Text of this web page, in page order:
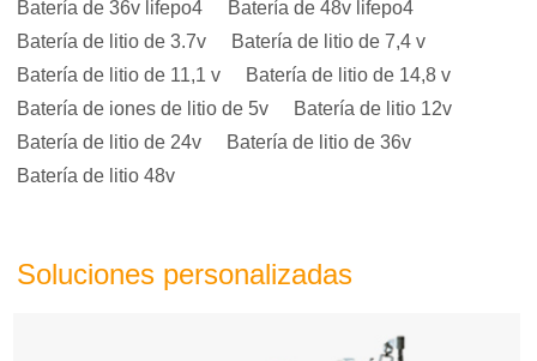
Batería de 36v lifepo4
Batería de 48v lifepo4
Batería de litio de 3.7v
Batería de litio de 7,4 v
Batería de litio de 11,1 v
Batería de litio de 14,8 v
Batería de iones de litio de 5v
Batería de litio 12v
Batería de litio de 24v
Batería de litio de 36v
Batería de litio 48v
Soluciones personalizadas